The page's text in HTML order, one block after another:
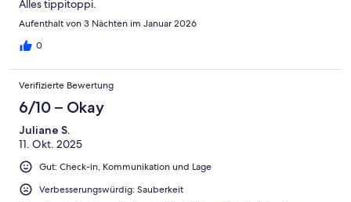
Alles tippitoppi.
Aufenthalt von 3 Nächten im Januar 2026
0
Verifizierte Bewertung
6/10 – Okay
Juliane S.
11. Okt. 2025
Gut: Check-in, Kommunikation und Lage
Verbesserungswürdig: Sauberkeit